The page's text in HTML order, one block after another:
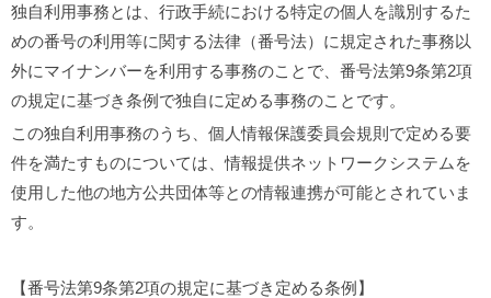
独自利用事務とは、行政手続における特定の個人を識別するた
めの番号の利用等に関する法律（番号法）に規定された事務以
外にマイナンバーを利用する事務のことで、番号法第9条第2項
の規定に基づき条例で独自に定める事務のことです。
この独自利用事務のうち、個人情報保護委員会規則で定める要
件を満たすものについては、情報提供ネットワークシステムを
使用した他の地方公共団体等との情報連携が可能とされていま
す。
【番号法第9条第2項の規定に基づき定める条例】